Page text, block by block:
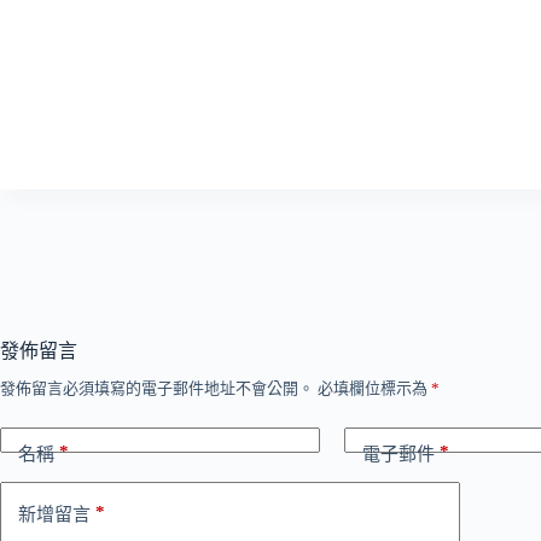
發佈留言
發佈留言必須填寫的電子郵件地址不會公開。 必填欄位標示為 *
名稱* 電子郵件*
新增留言 *